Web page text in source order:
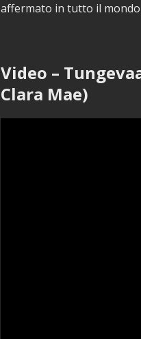
affermato in tutto il
Video –
Clara Mae)